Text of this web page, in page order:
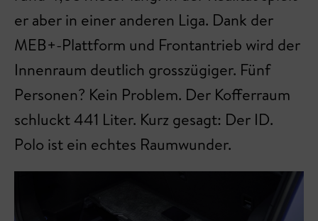
er aber in einer anderen Liga. Dank der
MEB+-Plattform und Frontantrieb wird der
Innenraum deutlich grosszügiger. Fünf
Personen? Kein Problem. Der Kofferraum
schluckt 441 Liter. Kurz gesagt: Der ID.
Polo ist ein echtes Raumwunder.